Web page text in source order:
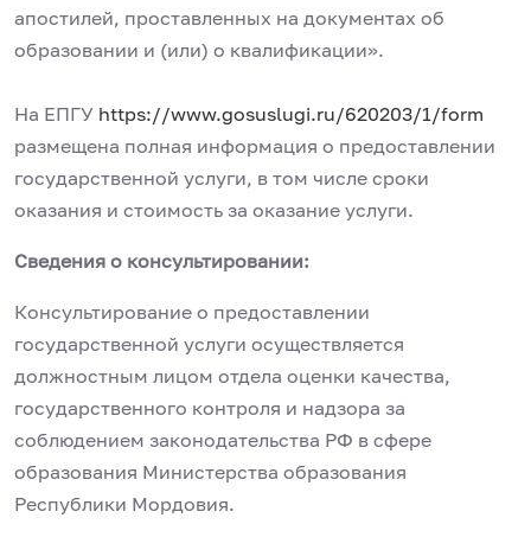
апостилей, проставленных на документах об
образовании и (или) о квалификации».
На ЕПГУ https://www.gosuslugi.ru/620203/1/form
размещена полная информация о предоставлении
государственной услуги, в том числе сроки
оказания и стоимость за оказание услуги.
Сведения о консультировании:
Консультирование о предоставлении
государственной услуги осуществляется
должностным лицом отдела оценки качества,
государственного контроля и надзора за
соблюдением законодательства РФ в сфере
образования Министерства образования
Республики Мордовия.